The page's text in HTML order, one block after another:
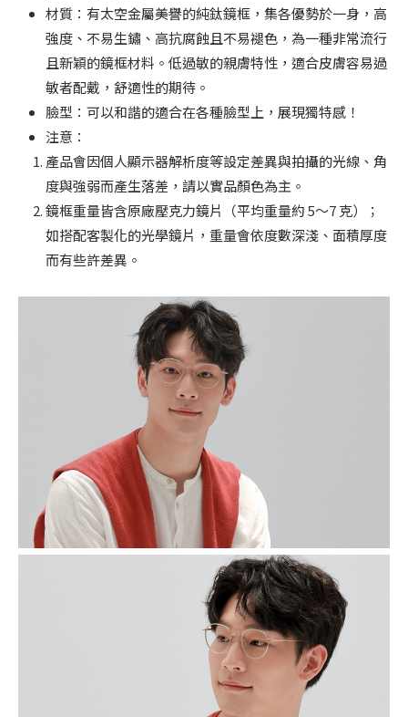
材質：有太空金屬美譽的純鈦鏡框，集各優勢於一身，高
強度、不易生鏽、高抗腐蝕且不易褪色，為一種非常流行
且新穎的鏡框材料。低過敏的親膚特性，適合皮膚容易過
敏者配戴，舒適性的期待。
臉型：可以和諧的適合在各種臉型上，展現獨特感！
注意：
產品會因個人顯示器解析度等設定差異與拍攝的光線、角
度與強弱而產生落差，請以實品顏色為主。
鏡框重量皆含原廠壓克力鏡片（平均重量約 5～7 克）；
如搭配客製化的光學鏡片，重量會依度數深淺、面積厚度
而有些許差異。